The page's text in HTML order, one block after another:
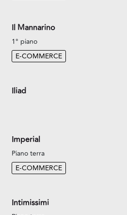
Il Mannarino
1° piano
E-COMMERCE
Iliad
Imperial
Piano terra
E-COMMERCE
Intimissimi